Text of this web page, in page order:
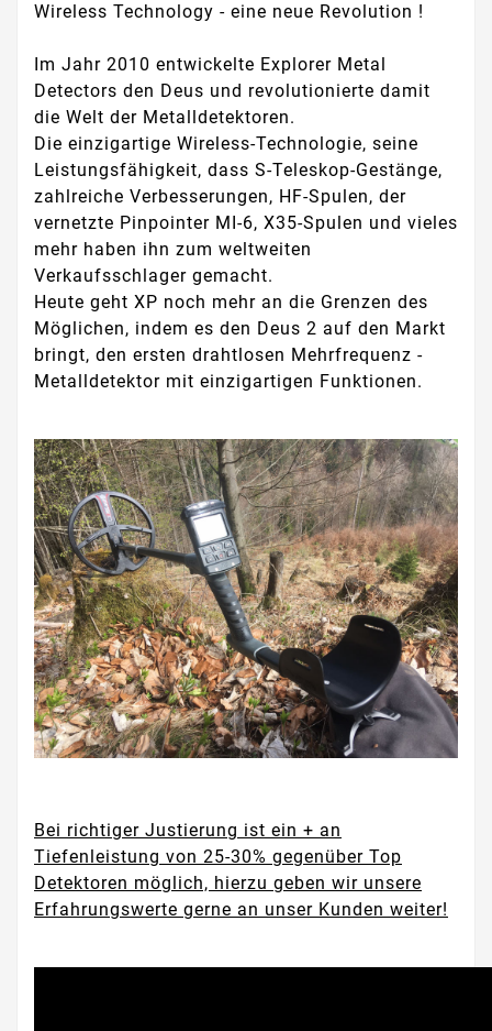
Wireless Technology - eine neue Revolution !
Im Jahr 2010 entwickelte Explorer Metal
Detectors den Deus und revolutionierte damit
die Welt der Metalldetektoren.
Die einzigartige Wireless-Technologie, seine
Leistungsfähigkeit, dass S-Teleskop-Gestänge,
zahlreiche Verbesserungen, HF-Spulen, der
vernetzte Pinpointer MI-6, X35-Spulen und vieles
mehr haben ihn zum weltweiten
Verkaufsschlager gemacht.
Heute geht XP noch mehr an die Grenzen des
Möglichen, indem es den Deus 2 auf den Markt
bringt, den ersten drahtlosen Mehrfrequenz -
Metalldetektor mit einzigartigen Funktionen.
Bei richtiger Justierung ist ein + an
Tiefenleistung von 25-30% gegenüber Top
Detektoren möglich, hierzu geben wir unsere
Erfahrungswerte gerne an unser Kunden weiter!